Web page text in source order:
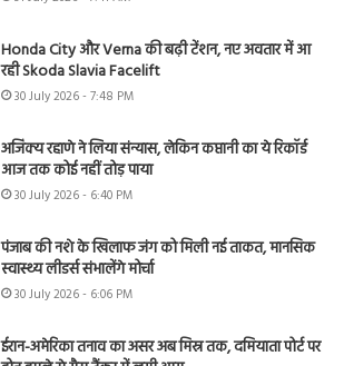
Honda City और Verna की बढ़ी टेंशन, नए अवतार में आ
रही Skoda Slavia Facelift
30 July 2026 - 7:48 PM
अजिंक्य रहाणे ने लिया संन्यास, लेकिन कप्तानी का ये रिकॉर्ड
आज तक कोई नहीं तोड़ पाया
30 July 2026 - 6:40 PM
पंजाब की नशे के खिलाफ जंग को मिली नई ताकत, मानसिक
स्वास्थ्य लीडर्स संभालेंगे मोर्चा
30 July 2026 - 6:06 PM
ईरान-अमेरिका तनाव का असर अब मिस्र तक, दमियाता पोर्ट पर